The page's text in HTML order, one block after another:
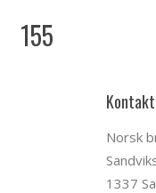
155
Norsk
1337